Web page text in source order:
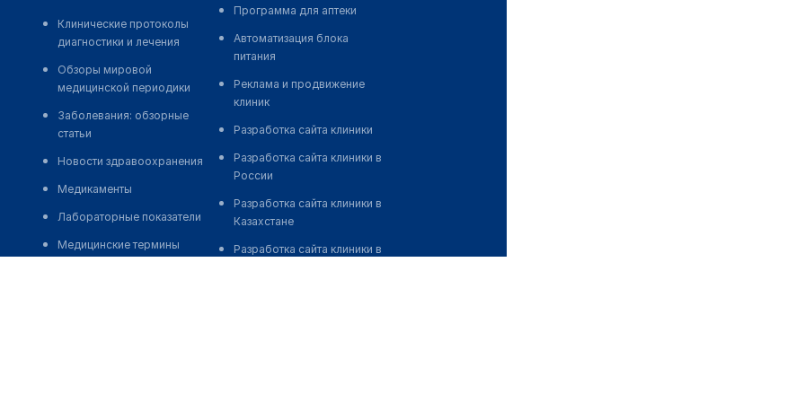
Клинические протоколы
диагностики и лечения
Обзоры мировой
медицинской периодики
Заболевания: обзорные
статьи
Новости здравоохранения
Медикаменты
Лабораторные показатели
Медицинские термины
Программа для аптеки
Автоматизация блока
питания
Реклама и продвижение
клиник
Разработка сайта клиники
Разработка сайта клиники в
России
Разработка сайта клиники в
Казахстане
Разработка сайта клиники в